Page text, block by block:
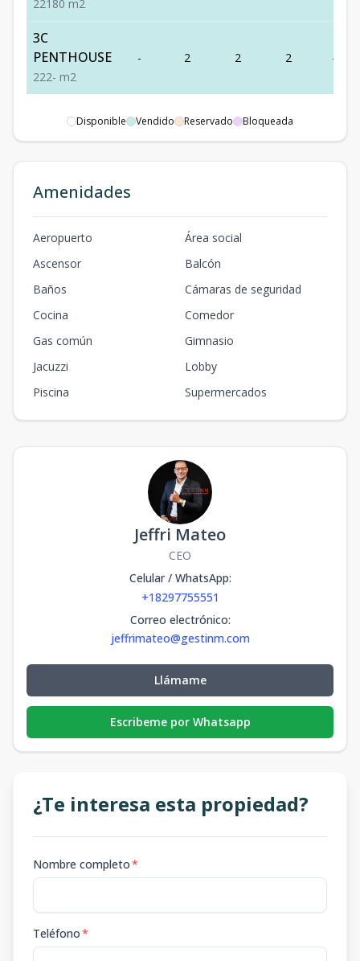
221 80 m2
3C
PENTHOUSE
222- m2
- 2 2 2 -
Disponible Vendido Reservado Bloqueada
Amenidades
Aeropuerto
Área social
Ascensor
Balcón
Baños
Cámaras de seguridad
Cocina
Comedor
Gas común
Gimnasio
Jacuzzi
Lobby
Piscina
Supermercados
Jeffri Mateo
CEO
Celular / WhatsApp:
+18297755551
Correo electrónico:
jeffrimateo@gestinm.com
Llámame
Escribeme por Whatsapp
¿Te interesa esta propiedad?
Nombre completo*
Teléfono*